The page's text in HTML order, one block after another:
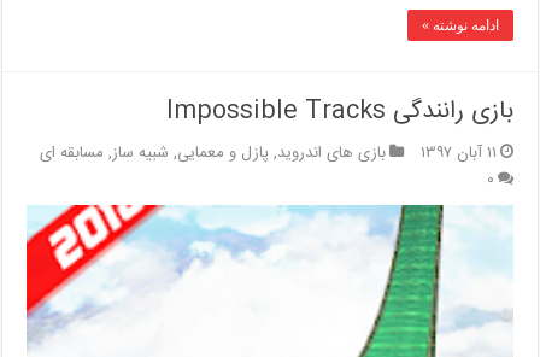
ادامه نوشته »
بازی رانندگی Impossible Tracks
۱۱ آبان ۱۳۹۷ بازی های اندروید, پازل و معمایی, شبیه ساز, مسابقه ای
۰